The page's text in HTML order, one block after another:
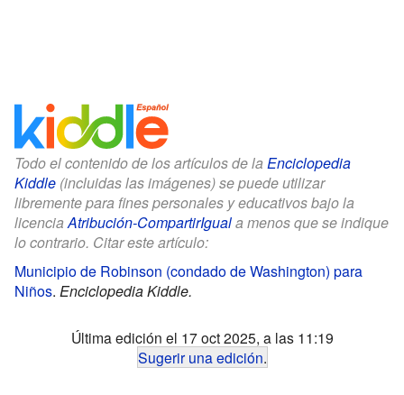
Todo el contenido de los artículos de la Enciclopedia
Kiddle (incluidas las imágenes) se puede utilizar
libremente para fines personales y educativos bajo la
licenciaAtribución-CompartirIguala menos que se indique
lo contrario. Citar este artículo:
Municipio de Robinson (condado de Washington) para
Niños. Enciclopedia Kiddle.
Última edición el 17 oct 2025, a las 11:19
Sugerir una edición.